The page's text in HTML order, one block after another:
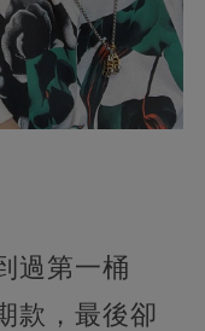
過第一桶
款，最後卻